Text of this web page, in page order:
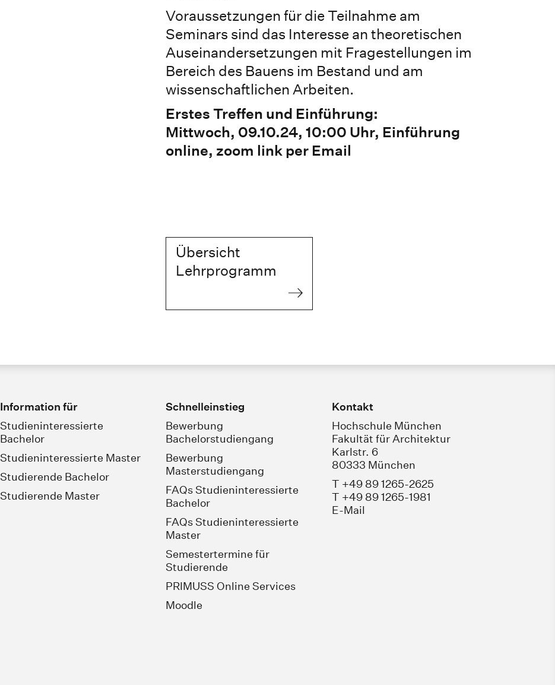
Voraussetzungen für die Teilnahme am
Seminars sind das Interesse an theoretischen
Auseinandersetzungen mit Fragestellungen im
Bereich des Bauens im Bestand und am
wissenschaftlichen Arbeiten.
Erstes Treffen und Einführung:
Mittwoch, 09.10.24, 10:00 Uhr, Einführung
online, zoom link per Email
Übersicht
Lehrprogramm
Information für
Studieninteressierte
Bachelor
Studieninteressierte Master
Studierende Bachelor
Studierende Master
Schnelleinstieg
Bewerbung
Bachelorstudiengang
Bewerbung
Masterstudiengang
FAQs Studieninteressierte
Bachelor
FAQs Studieninteressierte
Master
Semestertermine für
Studierende
PRIMUSS Online Services
Moodle
Kontakt
Hochschule München
Fakultät für Architektur
Karlstr. 6
80333 München
T +49 89 1265-2625
T +49 89 1265-1981
E-Mail